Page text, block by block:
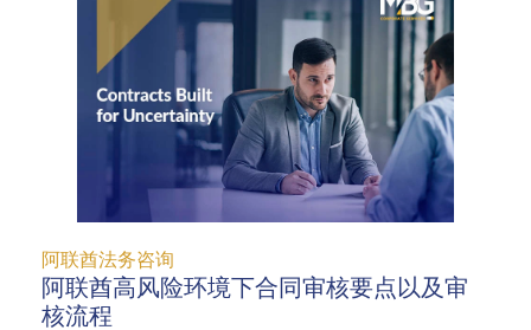
阿联酋法务咨询
阿联酋高风险环境下合同审核要点以及审
核流程